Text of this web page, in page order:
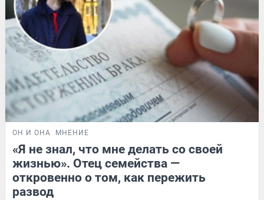
ОН И ОНА МНЕНИЕ
«Я не знал, что мне делать со своей
жизнью». Отец семейства —
откровенно о том, как пережить
развод